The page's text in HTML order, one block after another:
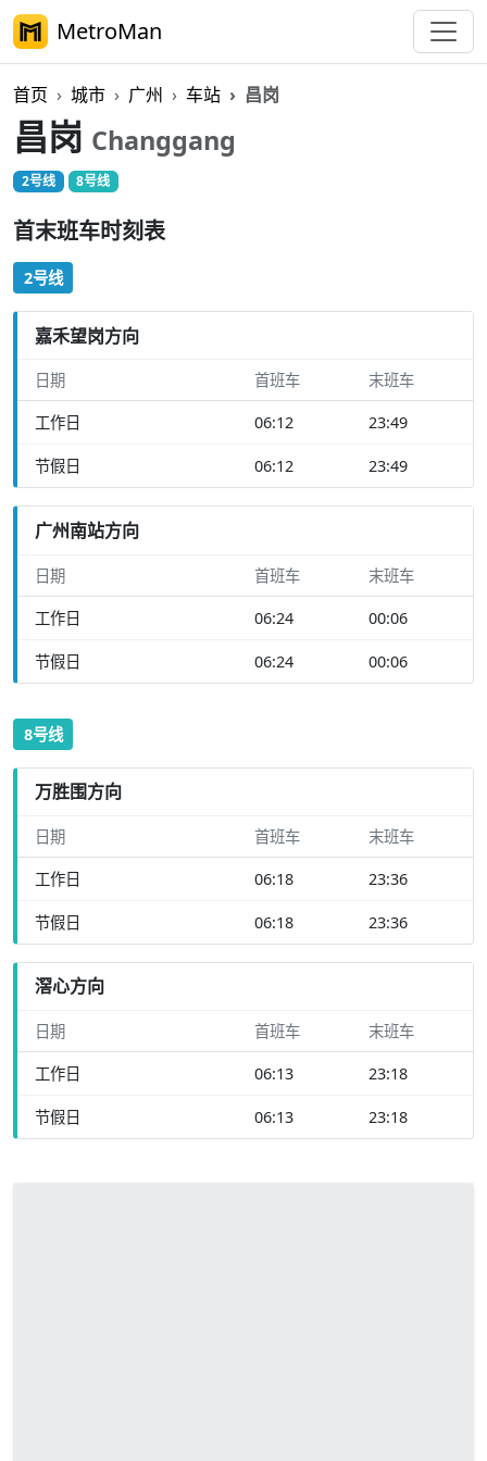
MetroMan
首页 城市 广州 车站 昌岗
昌岗 Changgang
2号线 8号线
首末班车时刻表
2号线
嘉禾望岗方向
日期 首班车 末班车
工作日 06:12 23:49
节假日 06:12 23:49
广州南站方向
日期 首班车 末班车
工作日 06:24 00:06
节假日 06:24 00:06
8号线
万胜围方向
日期 首班车 末班车
工作日 06:18 23:36
节假日 06:18 23:36
滘心方向
日期 首班车 末班车
工作日 06:13 23:18
节假日 06:13 23:18